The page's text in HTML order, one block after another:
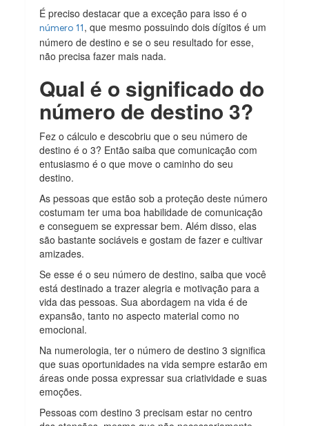
É preciso destacar que a exceção para isso é o
número 11, que mesmo possuindo dois dígitos é um
número de destino e se o seu resultado for esse,
não precisa fazer mais nada.
Qual é o significado do
número de destino 3?
Fez o cálculo e descobriu que o seu número de
destino é o 3? Então saiba que comunicação com
entusiasmo é o que move o caminho do seu
destino.
As pessoas que estão sob a proteção deste número
costumam ter uma boa habilidade de comunicação
e conseguem se expressar bem. Além disso, elas
são bastante sociáveis e gostam de fazer e cultivar
amizades.
Se esse é o seu número de destino, saiba que você
está destinado a trazer alegria e motivação para a
vida das pessoas. Sua abordagem na vida é de
expansão, tanto no aspecto material como no
emocional.
Na numerologia, ter o número de destino 3 significa
que suas oportunidades na vida sempre estarão em
áreas onde possa expressar sua criatividade e suas
emoções.
Pessoas com destino 3 precisam estar no centro